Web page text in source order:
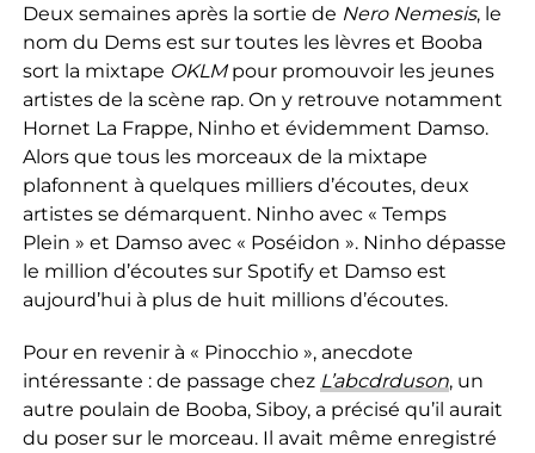
Deux semaines après la sortie de Nero Nemesis, le
nom du Dems est sur toutes les lèvres et Booba
sort la mixtape OKLMpour promouvoir les jeunes
artistes de la scène rap. On y retrouve notamment
Hornet La Frappe, Ninho et évidemment Damso.
Alors que tous les morceaux de la mixtape
plafonnent à quelques milliers d’écoutes, deux
artistes se démarquent. Ninho avec « Temps
Plein » et Damso avec « Poséidon ». Ninho dépasse
le million d’écoutes sur Spotify et Damso est
aujourd’hui à plus de huit millions d’écoutes.
Pour en revenir à « Pinocchio », anecdote
intéressante : de passage chez L’abcdrduson, un
autre poulain de Booba, Siboy, a précisé qu’il aurait
du poser sur le morceau. Il avait même enregistré